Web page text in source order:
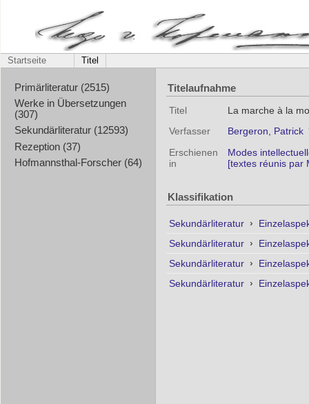
Startseite Titel
Primärliteratur (2515)
Werke in Übersetzungen
(307)
Sekundärliteratur (12593)
Rezeption (37)
Hofmannsthal-Forscher (64)
Titelaufnahme
Titel
La marche à la
Verfasser
Bergeron, Patrick
Erschienen
in
Modes
[textes réunis par
Klassifikation
Sekundärliteratur ›
Sekundärliteratur ›
Sekundärliteratur ›
Sekundärliteratur ›